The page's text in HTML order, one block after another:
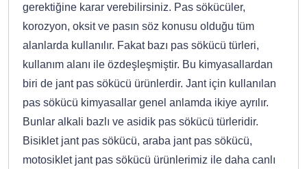
gerektiğine karar verebilirsiniz. Pas sökücüler,
korozyon, oksit ve pasın söz konusu olduğu tüm
alanlarda kullanılır. Fakat bazı pas sökücü türleri,
kullanım alanı ile özdeşleşmiştir. Bu kimyasallardan
biri de jant pas sökücü ürünlerdir. Jant için kullanılan
pas sökücü kimyasallar genel anlamda ikiye ayrılır.
Bunlar alkali bazlı ve asidik pas sökücü türleridir.
Bisiklet jant pas sökücü, araba jant pas sökücü,
motosiklet jant pas sökücü ürünlerimiz ile daha canlı